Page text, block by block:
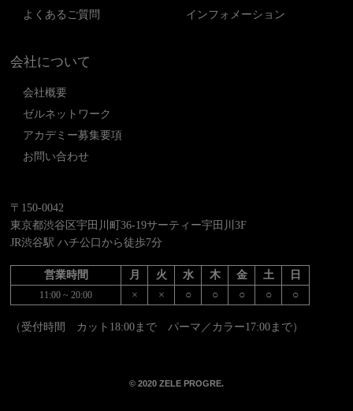
よくあるご質問
インフォメーション
会社について
会社概要
ゼルネットワーク
アカデミー募集要項
お問い合わせ
〒150-0042
東京都渋谷区宇田川町36-19サーティー宇田川3F
JR渋谷駅 ハチ公口から徒歩7分
営業時間 月 火 水 木 金 土 日
11:00 ~ 20:00 × × ○ ○ ○ ○ ○
（受付時間 カット18:00まで パーマ／カラー17:00まで）
© 2020 ZELE PROGRE.